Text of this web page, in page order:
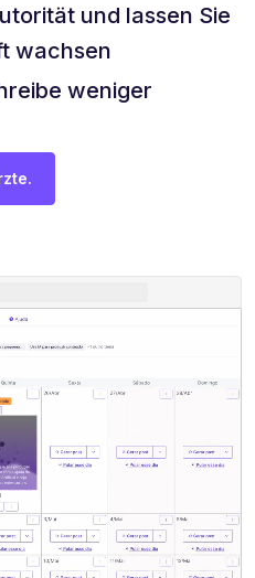
und lassen Sie
wachsen
weniger